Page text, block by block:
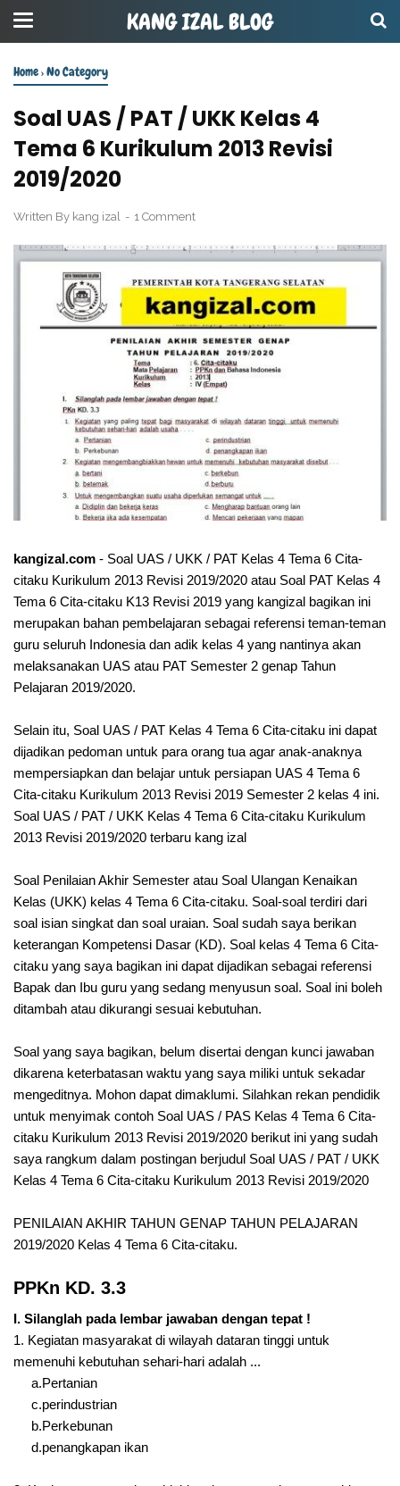
KANG IZAL BLOG
Home›No Category
Soal UAS / PAT / UKK Kelas 4
Tema 6 Kurikulum 2013 Revisi
2019/2020
Written By kang izal 1 Comment
kangizal.com - Soal UAS / UKK / PAT Kelas 4 Tema 6 Cita-
citaku Kurikulum 2013 Revisi 2019/2020 atau Soal PAT Kelas 4
Tema 6 Cita-citaku K13 Revisi 2019 yang kangizal bagikan ini
merupakan bahan pembelajaran sebagai referensi teman-teman
guru seluruh Indonesia dan adik kelas 4 yang nantinya akan
melaksanakan UAS atau PAT Semester 2 genap Tahun
Pelajaran 2019/2020.
Selain itu, Soal UAS / PAT Kelas 4 Tema 6 Cita-citaku ini dapat
dijadikan pedoman untuk para orang tua agar anak-anaknya
mempersiapkan dan belajar untuk persiapan UAS 4 Tema 6
Cita-citaku Kurikulum 2013 Revisi 2019 Semester 2 kelas 4 ini.
Soal UAS / PAT / UKK Kelas 4 Tema 6 Cita-citaku Kurikulum
2013 Revisi 2019/2020 terbaru kang izal
Soal Penilaian Akhir Semester atau Soal Ulangan Kenaikan
Kelas (UKK) kelas 4 Tema 6 Cita-citaku. Soal-soal terdiri dari
soal isian singkat dan soal uraian. Soal sudah saya berikan
keterangan Kompetensi Dasar (KD). Soal kelas 4 Tema 6 Cita-
citaku yang saya bagikan ini dapat dijadikan sebagai referensi
Bapak dan Ibu guru yang sedang menyusun soal. Soal ini boleh
ditambah atau dikurangi sesuai kebutuhan.
Soal yang saya bagikan, belum disertai dengan kunci jawaban
dikarena keterbatasan waktu yang saya miliki untuk sekadar
mengeditnya. Mohon dapat dimaklumi. Silahkan rekan pendidik
untuk menyimak contoh Soal UAS / PAS Kelas 4 Tema 6 Cita-
citaku Kurikulum 2013 Revisi 2019/2020 berikut ini yang sudah
saya rangkum dalam postingan berjudul Soal UAS / PAT / UKK
Kelas 4 Tema 6 Cita-citaku Kurikulum 2013 Revisi 2019/2020
PENILAIAN AKHIR TAHUN GENAP TAHUN PELAJARAN
2019/2020 Kelas 4 Tema 6 Cita-citaku.
PPKn KD. 3.3
I. Silanglah pada lembar jawaban dengan tepat !
1. Kegiatan masyarakat di wilayah dataran tinggi untuk
memenuhi kebutuhan sehari-hari adalah ...
a.Pertanian
c.perindustrian
b.Perkebunan
d.penangkapan ikan